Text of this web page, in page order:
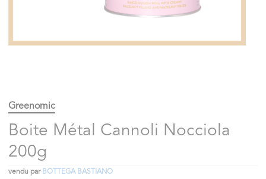
Greenomic
Boite Métal Cannoli Nocciola
200g
vendu par BOTTEGA BASTIANO